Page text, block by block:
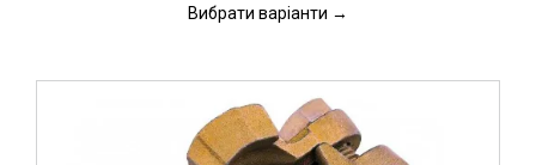
Вибрати варіанти →